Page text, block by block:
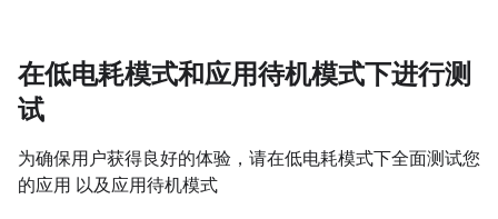
在低电耗模式和应用待机模式下进行测
试
为确保用户获得良好的体验，请在低电耗模式下全面测试您
的应用 以及应用待机模式